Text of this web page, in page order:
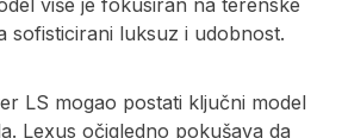
više je fokusiran na terenske
sofisticirani luksuz i udobnost.
LS mogao postati ključni model
Lexus očigledno pokušava da